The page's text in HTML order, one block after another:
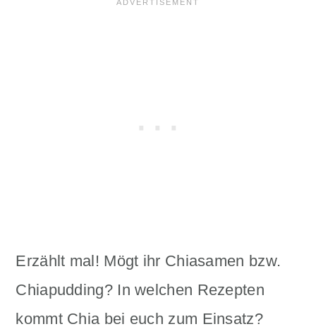
Erzählt mal! Mögt ihr Chiasamen bzw.
Chiapudding? In welchen Rezepten
kommt Chia bei euch zum Einsatz?